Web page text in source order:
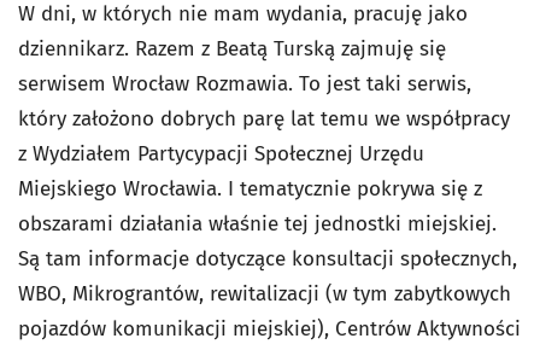
W dni, w których nie mam wydania, pracuję jako
dziennikarz. Razem z Beatą Turską zajmuję się
serwisem Wrocław Rozmawia. To jest taki serwis,
który założono dobrych parę lat temu we współpracy
z Wydziałem Partycypacji Społecznej Urzędu
Miejskiego Wrocławia. I tematycznie pokrywa się z
obszarami działania właśnie tej jednostki miejskiej.
Są tam informacje dotyczące konsultacji społecznych,
WBO, Mikrograntów, rewitalizacji (w tym zabytkowych
pojazdów komunikacji miejskiej), Centrów Aktywności